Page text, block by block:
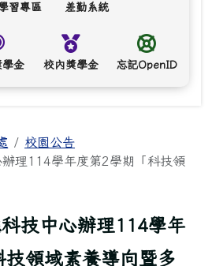
習專區 差勤系統
學金 校內獎學金 忘記OpenID
校園公告
理114學年度第2學期「科技領
技中心辦理114學年
技領域素養導向暨多